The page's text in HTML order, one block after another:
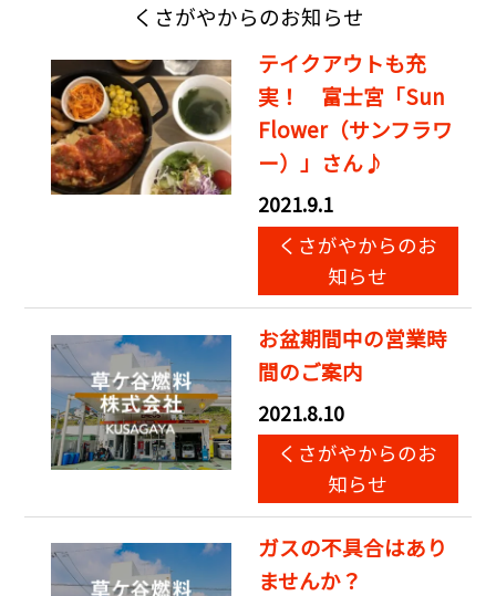
くさがやからのお知らせ
テイクアウトも充
実！ 富士宮「Sun
Flower（サンフラワ
ー）」さん♪
2021.9.1
くさがやからのお
知らせ
お盆期間中の営業時
間のご案内
2021.8.10
くさがやからのお
知らせ
ガスの不具合はあり
ませんか？